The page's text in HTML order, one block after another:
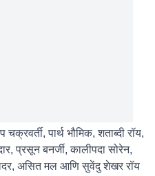
पार्थ भौमिक, शताब्दी रॉय,
प्रसून बनर्जी, कालीपदा सोरेन,
असित मल आणि सुवेंदु शेखर रॉय